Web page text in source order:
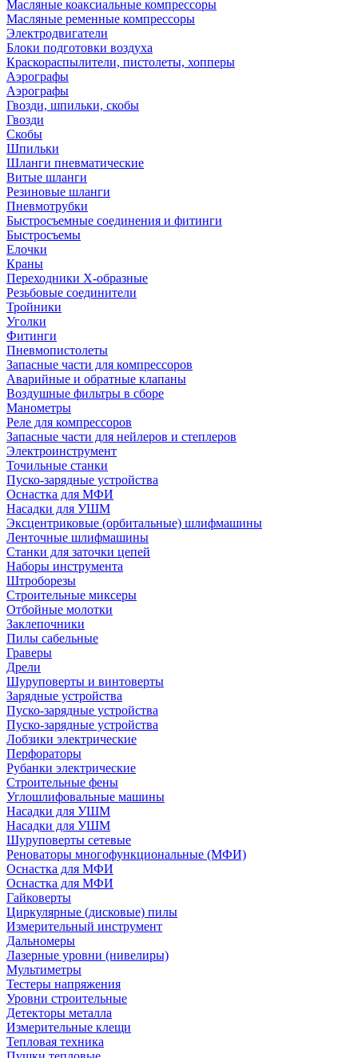
Масляные коаксиальные компрессоры
Масляные ременные компрессоры
Электродвигатели
Блоки подготовки воздуха
Краскораспылители, пистолеты, хопперы
Аэрографы
Аэрографы
Гвозди, шпильки, скобы
Гвозди
Скобы
Шпильки
Шланги пневматические
Витые шланги
Резиновые шланги
Пневмотрубки
Быстросъемные соединения и фитинги
Быстросъемы
Елочки
Краны
Переходники Х-образные
Резьбовые соединители
Тройники
Уголки
Фитинги
Пневмопистолеты
Запасные части для компрессоров
Аварийные и обратные клапаны
Воздушные фильтры в сборе
Манометры
Реле для компрессоров
Запасные части для нейлеров и степлеров
Электроинструмент
Точильные станки
Пуско-зарядные устройства
Оснастка для МФИ
Насадки для УШМ
Эксцентриковые (орбитальные) шлифмашины
Ленточные шлифмашины
Станки для заточки цепей
Наборы инструмента
Штроборезы
Строительные миксеры
Отбойные молотки
Заклепочники
Пилы сабельные
Граверы
Дрели
Шуруповерты и винтоверты
Зарядные устройства
Пуско-зарядные устройства
Пуско-зарядные устройства
Лобзики электрические
Перфораторы
Рубанки электрические
Строительные фены
Углошлифовальные машины
Насадки для УШМ
Насадки для УШМ
Шуруповерты сетевые
Реноваторы многофункциональные (МФИ)
Оснастка для МФИ
Оснастка для МФИ
Гайковерты
Циркулярные (дисковые) пилы
Измерительный инструмент
Дальномеры
Лазерные уровни (нивелиры)
Мультиметры
Тестеры напряжения
Уровни строительные
Детекторы металла
Измерительные клещи
Тепловая техника